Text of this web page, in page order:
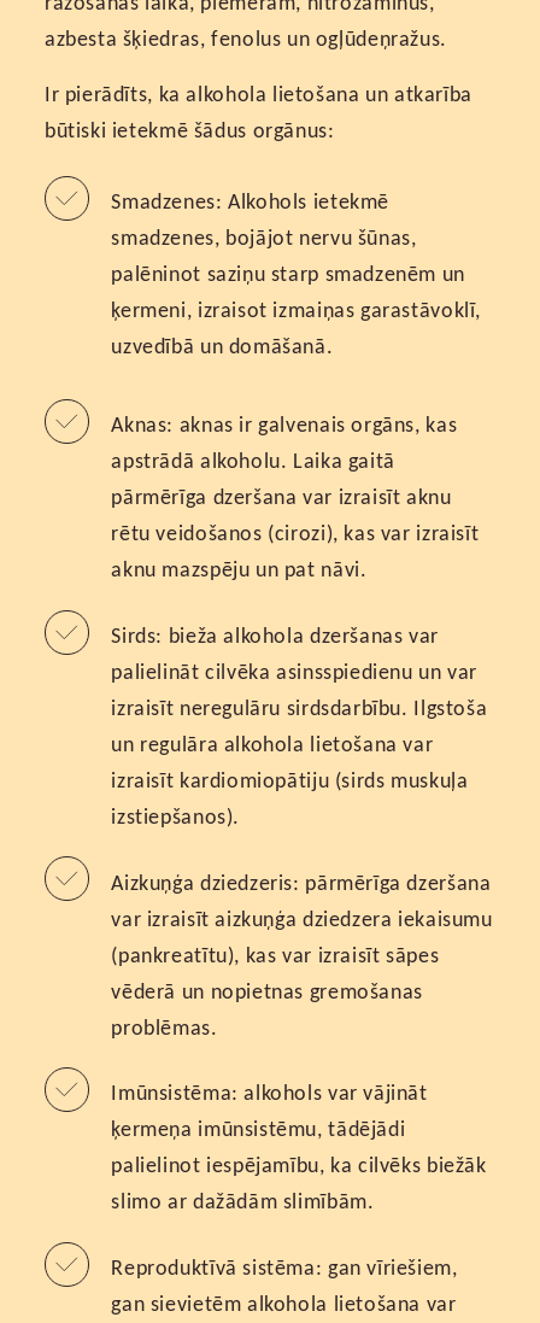
azbesta šķiedras, fenolus un ogļūdeņražus.
Ir pierādīts, ka alkohola lietošana un atkarība
būtiski ietekmē šādus orgānus:
Smadzenes: Alkohols ietekmē
smadzenes, bojājot nervu šūnas,
palēninot saziņu starp smadzenēm un
ķermeni, izraisot izmaiņas garastāvoklī,
uzvedībā un domāšanā.
Aknas: aknas ir galvenais orgāns, kas
apstrādā alkoholu. Laika gaitā
pārmērīga dzeršana var izraisīt aknu
rētu veidošanos (cirozi), kas var izraisīt
aknu mazspēju un pat nāvi.
Sirds: bieža alkohola dzeršanas var
palielināt cilvēka asinsspiedienu un var
izraisīt neregulāru sirdsdarbību. Ilgstoša
un regulāra alkohola lietošana var
izraisīt kardiomiopātiju (sirds muskuļa
izstiepšanos).
Aizkuņģa dziedzeris: pārmērīga dzeršana
var izraisīt aizkuņģa dziedzera iekaisumu
(pankreatītu), kas var izraisīt sāpes
vēderā un nopietnas gremošanas
problēmas.
Imūnsistēma: alkohols var vājināt
ķermeņa imūnsistēmu, tādējādi
palielinot iespējamību, ka cilvēks biežāk
slimo ar dažādām slimībām.
Reproduktīvā sistēma: gan vīriešiem,
gan sievietēm alkohola lietošana var